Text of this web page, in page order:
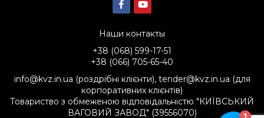
Наши контакты
+38 (068) 599-17-51
+38 (066) 705-65-40
info@kvz.in.ua (роздрібні клієнти), tender@kvz.in.ua (для
корпоративних клієнтів)
Товариство з обмеженою відповідальністю "КИЇВСЬКИЙ
ВАГОВИЙ ЗАВОД" (39556070)